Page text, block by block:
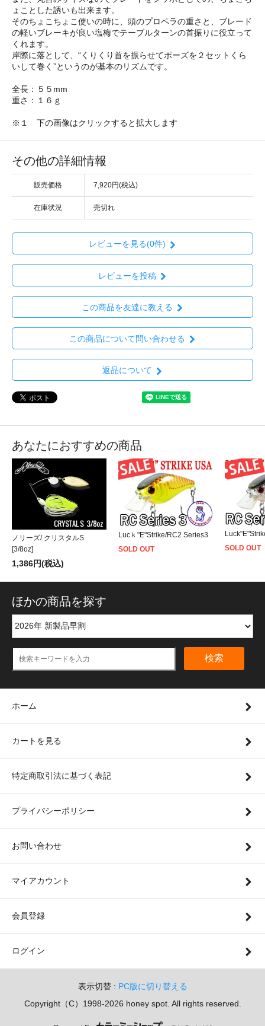
ょことした誘いも出来ます。
そのちょこちょこ使いの時に、頭のプロペラの重さと、ブレード
の軽いブレーキが良い塩梅でテーブルターンの首振りに役立って
くれます。
岸際に落として、“くりくり首を振らせてポーズを２セットくら
いして巻く”というのが基本のリズムです。
全長：５５mm
重さ：１６ｇ
※１ 下の画像はクリックすると拡大します
その他の詳細情報
販売価格 7,920円(税込)
在庫状況 売切れ
レビューを見る(0件)
レビューを投稿
この商品を友達に教える
この商品について問い合わせる
返品について
あなたにおすすめの商品
ノリーズ/ クリスタルS
[3/8oz]
1,386円(税込)
Lucｋ"E"Strike/RC2 Series3
SOLD OUT
SOLD OUT
ほかの商品を探す
検索
ホーム
カートを見る
特定商取引法に基づく表記
プライバシーポリシー
お問い合わせ
マイアカウント
会員登録
ログイン
表示切替 : PC版に切り替える
Copyright（C）1998-2026 honey spot. All rights reserved.